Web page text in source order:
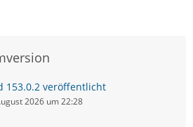
153.0.2 veröffentlicht
2026 um 22:28